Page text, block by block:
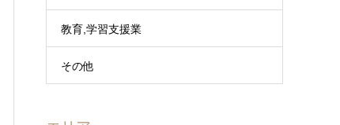
教育,学習支援業
その他